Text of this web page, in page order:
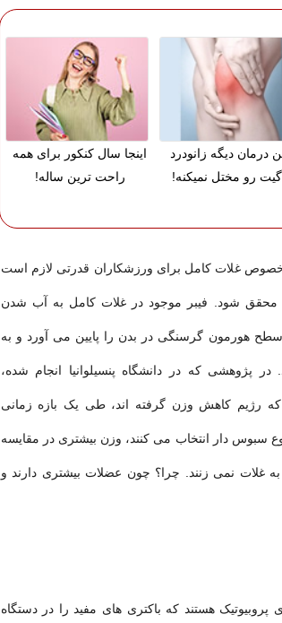
درمان دیگه زانودرد
رو مختل نمیکنه!
اینجا سال کنکور برای همه
راحت ترین ساله!
غلات کامل برای ورزشکاران قدرتی لازم است
محقق شود. فیبر موجود در غلات کامل به آب شدن
هورمون گرسنگی در بدن را پایین می آورد و به
پژوهشی که در دانشگاه پنسیلوانیا انجام شده،
کاهش وزن گرفته اند، طی یک بازه زمانی
سبوس دار انتخاب می کنند، وزن بیشتری در مقایسه
غلات نمی زنند. چرا؟ چون عضلات بیشتری دارند و
هستند که باکتری های مفید را در دستگاه